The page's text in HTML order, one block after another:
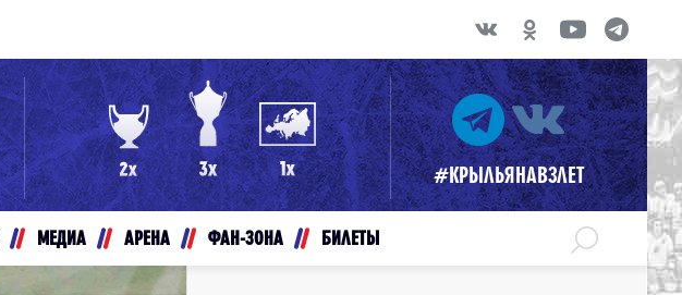
#КРЫЛЬЯНАВЗЛЕТ
МЕДИА АРЕНА ФАН-ЗОНА БИЛЕТЫ